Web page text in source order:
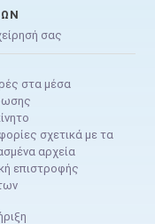
σας
στα μέσα
σχετικά με τα
αρχεία
επιστροφής